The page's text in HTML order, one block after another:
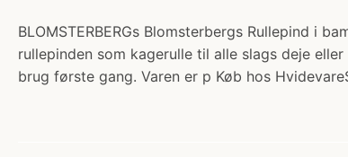
BLOMSTERBERGs Blomsterbergs Rullepind i
rullepinden som kagerulle til alle slags deje
brug første gang. Varen er p Køb hos